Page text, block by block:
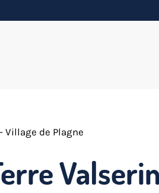
Village de Plagne